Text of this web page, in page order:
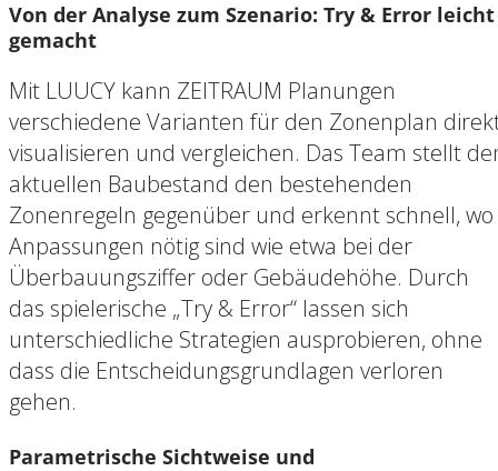
Von der Analyse zum Szenario: Try & Error leicht
gemacht
Mit LUUCY kann ZEITRAUM Planungen
verschiedene Varianten für den Zonenplan
visualisieren und vergleichen. Das Team stellt
aktuellen Baubestand den bestehenden
Zonenregeln gegenüber und erkennt schnell, wo
Anpassungen nötig sind wie etwa bei der
Überbauungsziffer oder Gebäudehöhe. Durch
das spielerische „Try & Error“ lassen sich
unterschiedliche Strategien ausprobieren, ohne
dass die Entscheidungsgrundlagen verloren
gehen.
Parametrische Sichtweise und